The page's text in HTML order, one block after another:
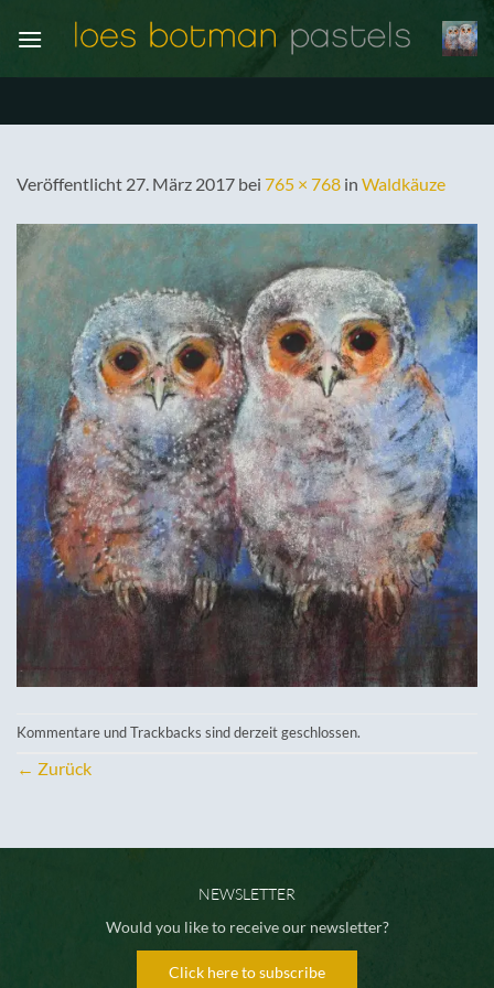
Inhalt
Veröffentlicht 27. März 2017 bei 765 × 768 in Waldkäuze
Kommentare und Trackbacks sind derzeit geschlossen.
← Zurück
NEWSLETTER
Would you like to receive our newsletter?
Click here to subscribe